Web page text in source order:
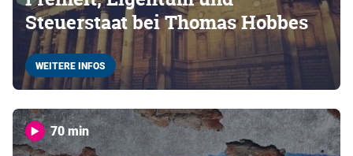
Steuerstaat bei Thomas Hobbes
WEITERE INFOS
70 min